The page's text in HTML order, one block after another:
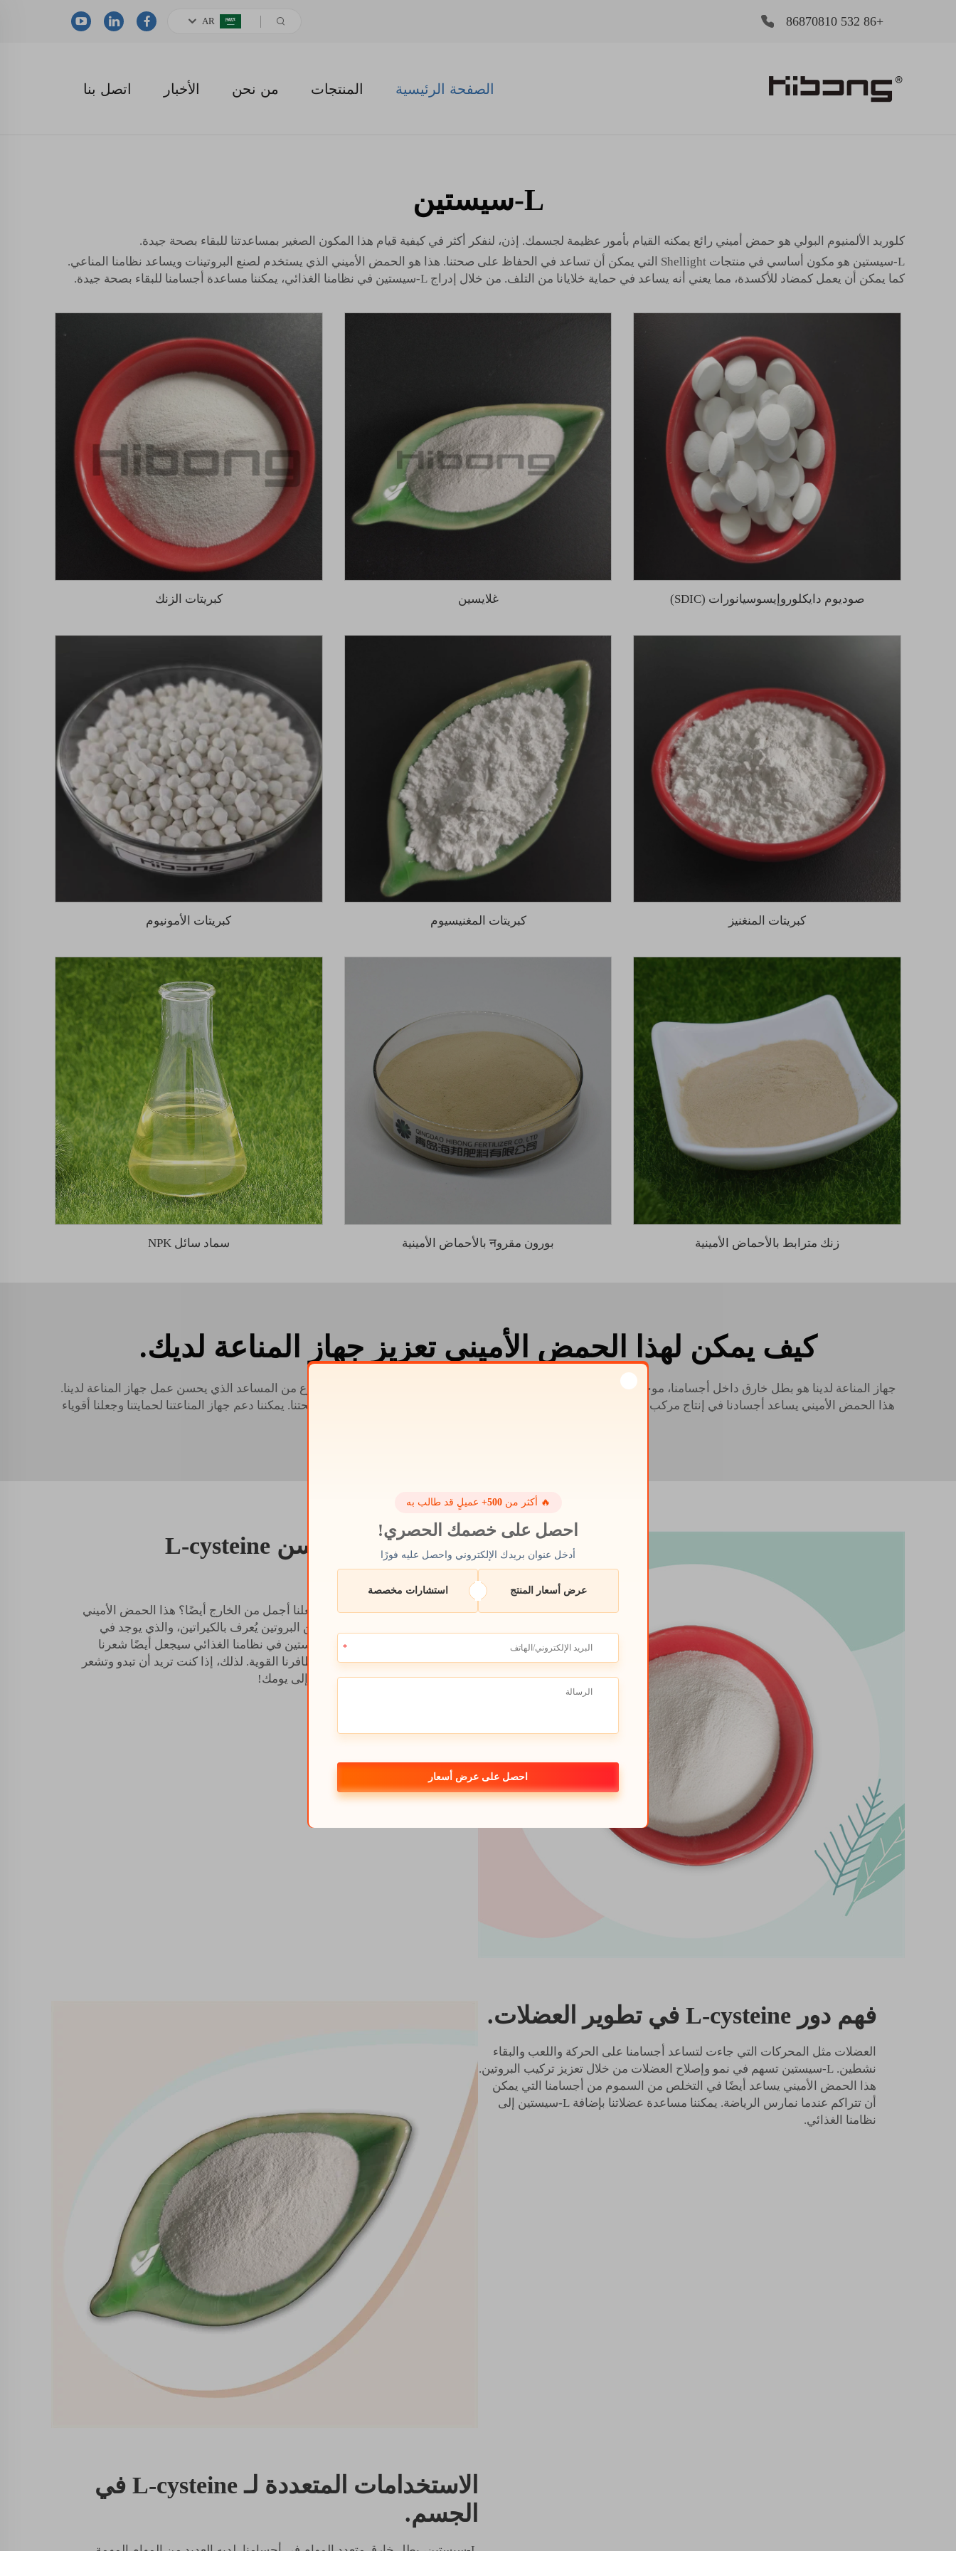
+86 532 86870810
AR
الصفحة الرئيسية المنتجات من نحن الأخبار اتصل بنا
L-سيستين
كلوريد الألمنيوم البولي هو حمض أميني رائع يمكنه القيام بأمور عظيمة لجسمك. إذن، لنفكر أكثر في كيفية قيام هذا المكون الصغير بمساعدتنا للبقاء بصحة جيدة.
L-سيستين هو مكون أساسي في منتجات Shellight التي يمكن أن تساعد في الحفاظ على صحتنا. هذا هو الحمض الأميني الذي يستخدم لصنع البروتينات ويساعد نظامنا المناعي.
كما يمكن أن يعمل كمضاد للأكسدة، مما يعني أنه يساعد في حماية خلايانا من التلف. من خلال إدراج L-سيستين في نظامنا الغذائي، يمكننا مساعدة أجسامنا للبقاء بصحة جيدة.
صوديوم دايكلوروإيسوسيانورات (SDIC) غلايسين كبريتات الزنك
كبريتات المنغنيز كبريتات المغنيسيوم كبريتات الأمونيوم
زنك مترابط بالأحماض الأمينية بورون مقروन بالأحماض الأمينية سماد سائل NPK
كيف يمكن لهذا الحمض الأميني تعزيز جهاز المناعة لديك.
جهاز المناعة لدينا هو بطل خارق داخل أجسامنا، موجود لحمايتنا من الأشرار مثل الجراثيم والفيروسات.
هو نوع من المساعد الذي يحسن عمل جهاز المناعة لدينا.
هذا الحمض الأميني يساعد أجسادنا في إنتاج مركب مضاد للأكسدة يُعرف بالغلوتاثيون، والذي قد يساعد في الحفاظ على صحتنا. يمكننا دعم جهاز المناعتنا لحمايتنا وجعلنا أقوياء
كيف يمكن أن تحسن L-cysteine
مظهرك.
هل تعلم أن L-سيستين يمكن أن يجعلنا أجمل من الخارج أيضًا؟ هذا الحمض الأميني
ألفا هو عنصر حيوي في إنتاج نوع من البروتين يُعرف بالكيراتين، والذي يوجد في
شعرنا وجلدنا وأظافرنا. تناول L-سيستين في نظامنا الغذائي سيجعل أيضًا شعرنا
لامعًا وسيعتني ببشرتنا المشرقة وأظافرنا القوية. لذلك، إذا كنت تريد أن تبدو وتشعر
بالرائعة، تأكد من إضافة L-سيستين إلى يومك!
فهم دور L-cysteine في تطوير العضلات.
العضلات مثل المحركات التي جاءت لتساعد أجسامنا على الحركة واللعب والبقاء
نشطين. L-سيستين تسهم في نمو وإصلاح العضلات من خلال تعزيز تركيب البروتين.
هذا الحمض الأميني يساعد أيضًا في التخلص من السموم من أجسامنا التي يمكن
أن تتراكم عندما نمارس الرياضة. يمكننا مساعدة عضلاتنا بإضافة L-سيستين إلى
نظامنا الغذائي.
الاستخدامات المتعددة لـ L-cysteine في
الجسم.
🔥 أكثر من500+ عميلٍ قد طالب به
احصل على خصمك الحصري!
أدخل عنوان بريدك الإلكتروني واحصل عليه فورًا
عرض أسعار المنتج استشارات مخصصة
احصل على عرض أسعار